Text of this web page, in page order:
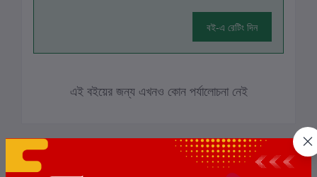
বই-এ রেটিং দিন
এই বইয়ের জন্য এখনও কোন পর্যালোচনা নেই
সংশ্লিষ্ট বই